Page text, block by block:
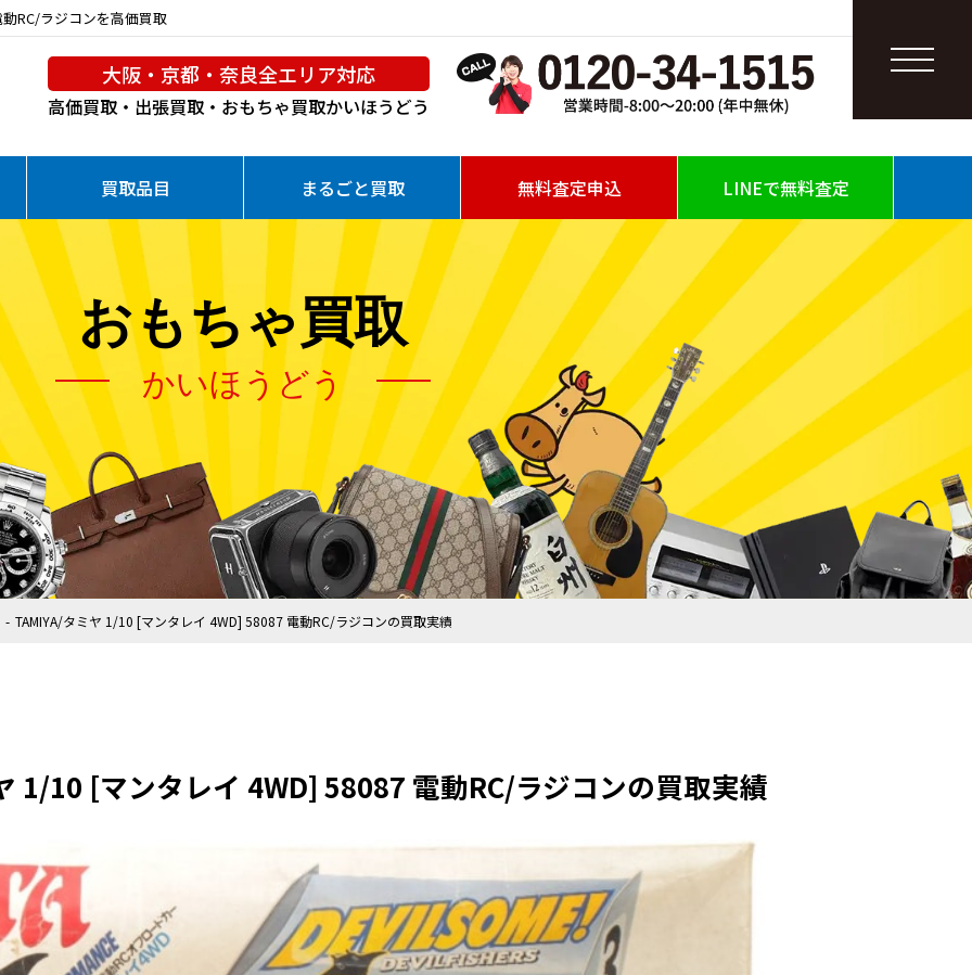
RC/ラジコンを高価買取
大阪・京都・奈良全エリア対応
高価買取・出張買取・おもちゃ買取かいほうどう
買取品目 まるごと買取 無料査定申込 LINEで無料査定
おもちゃ買取
かいほうどう
TAMIYA/タミヤ 1/10 [マンタレイ 4WD] 58087 電動RC/ラジコンの買取実績
1/10 [マンタレイ 4WD] 58087 電動RC/ラジコンの買取実績